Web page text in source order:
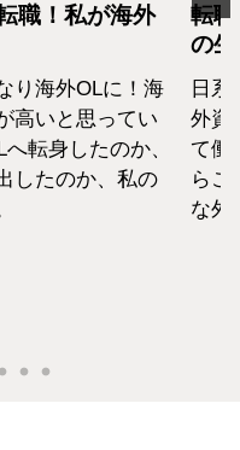
験ありの外資系CA
うなってる？
違い新卒での募集がな
ンは、すでに社会人と
つCAがほぼすべて。
の考えも違います。そ
金事情をお話します。